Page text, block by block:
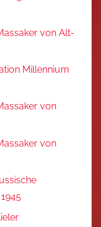
von Alt-
Millennium
von
von